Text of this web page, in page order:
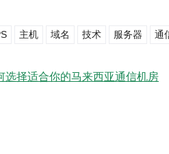
主机 域名 技术 服务器 通
选择适合你的马来西亚通信机房